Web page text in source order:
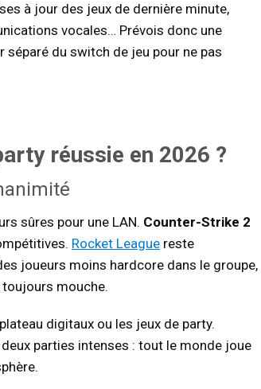
à jour des jeux de dernière minute,
vocales… Prévois donc une
séparé du switch de jeu pour ne pas
réussie en 2026 ?
sûres pour une LAN. Counter-Strike 2
Rocket League reste
joueurs moins hardcore dans le groupe,
mouche.
digitaux ou les jeux de party.
parties intenses : tout le monde joue